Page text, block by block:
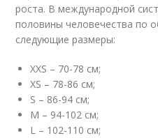
роста. В международной
половины человечества по
следующие размеры:
XXS – 70-78 см;
XS – 78-86 см;
S – 86-94 см;
M – 94-102 см;
L – 102-110 см;